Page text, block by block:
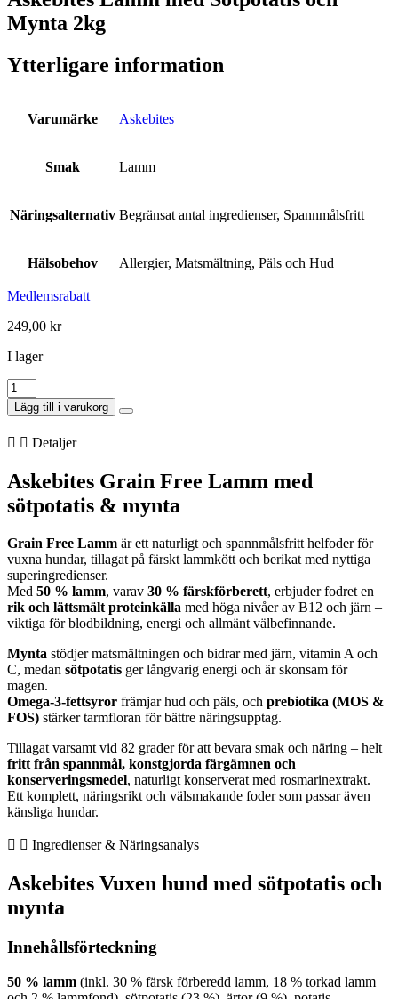
Mynta 2kg
Ytterligare information
Varumärke Askebites
Smak Lamm
Näringsalternativ Begränsat antal ingredienser, Spannmålsfritt
Hälsobehov Allergier, Matsmältning, Päls och Hud
Medlemsrabatt
249,00 kr
I lager
Askebites
Lamm
med
Sötpotatis
och
2kg
mängd
Lägg till i varukorg
Detaljer
Askebites Grain Free Lamm med
sötpotatis & mynta
Grain Free Lamm är ett naturligt och spannmålsfritt helfoder för
vuxna hundar, tillagat på färskt lammkött och berikat med nyttiga
superingredienser.
Med 50 % lamm, varav 30 % färskförberett, erbjuder fodret en
rik och lättsmält proteinkälla med höga nivåer av B12 och järn –
viktiga för blodbildning, energi och allmänt välbefinnande.
Mynta stödjer matsmältningen och bidrar med järn, vitamin A och
C, medan sötpotatis ger långvarig energi och är skonsam för
magen.
Omega-3-fettsyror främjar hud och päls, och prebiotika (MOS &
FOS) stärker tarmfloran för bättre näringsupptag.
Tillagat varsamt vid 82 grader för att bevara smak och näring – helt
fritt från spannmål, konstgjorda färgämnen och
konserveringsmedel, naturligt konserverat med rosmarinextrakt.
Ett komplett, näringsrikt och välsmakande foder som passar även
känsliga hundar.
Ingredienser & Näringsanalys
Askebites Vuxen hund med sötpotatis och
mynta
Innehållsförteckning
50 % lamm (inkl. 30 % färsk förberedd lamm, 18 % torkad lamm